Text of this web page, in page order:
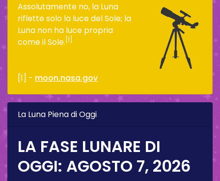
Assolutamente no, la Luna
riflette solo la luce del Sole; la
Luna non ha luce propria
come il Sole. [1]
[1] - moon.nasa.gov
La Luna Piena di Oggi
LA FASE LUNARE DI
OGGI: AGOSTO 7, 2026